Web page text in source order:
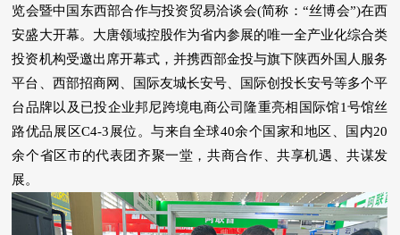
览会暨中国东西部合作与投资贸易洽谈会(简称：“丝博会”)在西
安盛大开幕。大唐领域控股作为省内参展的唯一全产业化综合类
投资机构受邀出席开幕式，并携西部金投与旗下陕西外国人服务
平台、西部招商网、国际友城长安号、国际创投长安号等多个平
台品牌以及已投企业邦尼跨境电商公司隆重亮相国际馆1号馆丝
路优品展区C4-3展位。与来自全球40余个国家和地区、国内20
余个省区市的代表团齐聚一堂，共商合作、共享机遇、共谋发
展。